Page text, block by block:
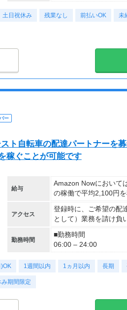
週5日
土日祝休み 残業なし 前払いOK 未
ー
ト自転車の配達パートナーを
稼ぐことが可能です
給与
Amazon Nowにおいて
の稼働で平均2,100円
アクセス
登録時に、ご希望の配
として）業務を請け負
勤務時間
■勤務時間
06:00 – 24:00
1週間以内 1ヵ月以内 長期
期間限定